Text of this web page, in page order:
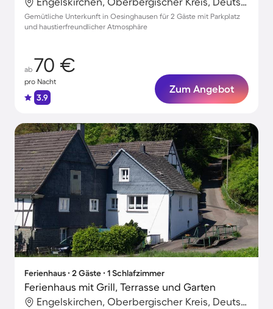
Gemütliche Unterkunft in Oesinghausen für 2 Gäste mit Parkplatz
und haustierfreundlicher Atmosphäre
ab 70 €
pro Nacht
3.9
Zum Angebot
Ferienhaus ∙ 2 Gäste ∙ 1 Schlafzimmer
Ferienhaus mit Grill, Terrasse und Garten
Engelskirchen, Oberbergischer Kreis, Deutschland